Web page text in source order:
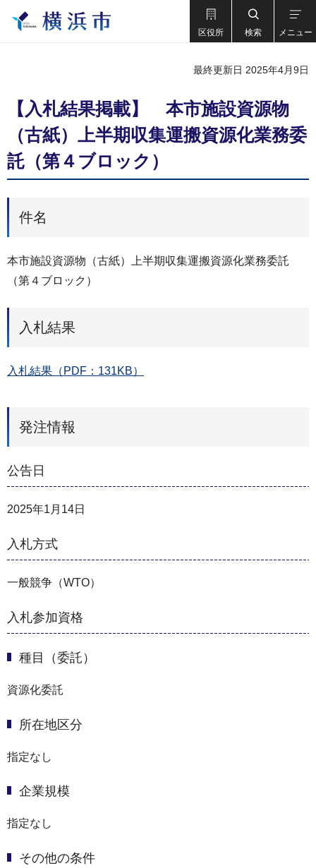
区役所 検索 メニュー
最終更新日 2025年4月9日
【入札結果掲載】 本市施設資源物
（古紙）上半期収集運搬資源化業務委
託（第４ブロック）
件名
本市施設資源物（古紙）上半期収集運搬資源化業務委託
（第４ブロック）
入札結果
入札結果（PDF：131KB）
発注情報
公告日
2025年1月14日
入札方式
一般競争（WTO）
入札参加資格
種目（委託）
資源化委託
所在地区分
指定なし
企業規模
指定なし
その他の条件